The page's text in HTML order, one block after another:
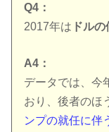
Q4：
2017年は ドル
A4：
データでは、今
おり、後者のほ
ンプの就任に伴